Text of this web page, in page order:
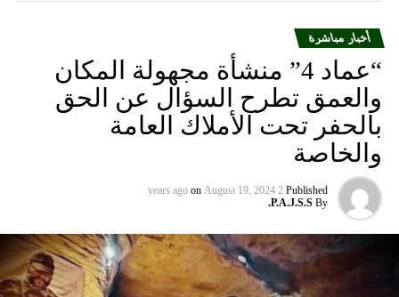
أخبار مباشرة
“عماد 4” منشأة مجهولة المكان
والعمق تطرح السؤال عن الحق
بالحفر تحت الأملاك العامة
والخاصة
Published
2 years ago
on August 19, 2024
By
P.A.J.S.S.